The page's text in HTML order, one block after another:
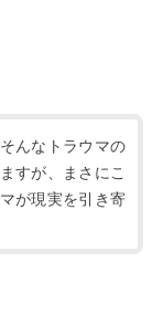
んなトラウマの
すが、まさにこ
が現実を引き寄